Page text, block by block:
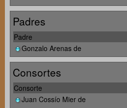
Padres
Padre
Gonzalo Arenas de
Consortes
Consorte
Juan Cossío Mier de